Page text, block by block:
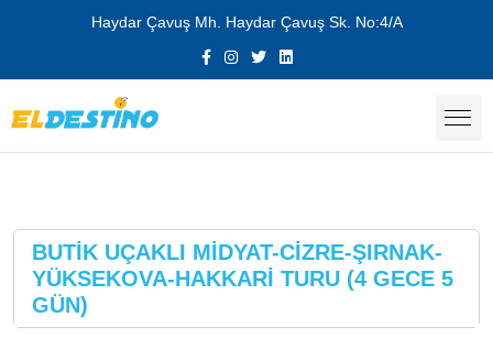
Haydar Çavuş Mh. Haydar Çavuş Sk. No:4/A
BUTİK UÇAKLI MİDYAT-CİZRE-ŞIRNAK-
YÜKSEKOVA-HAKKARİ TURU (4 GECE 5
GÜN)